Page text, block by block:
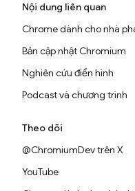
Nội dung liên quan
Chrome dành cho nhà
Bản cập nhật Chromium
Nghiên cứu điển hình
Podcast và chương trình
Theo dõi
@ChromiumDev trên X
YouTube